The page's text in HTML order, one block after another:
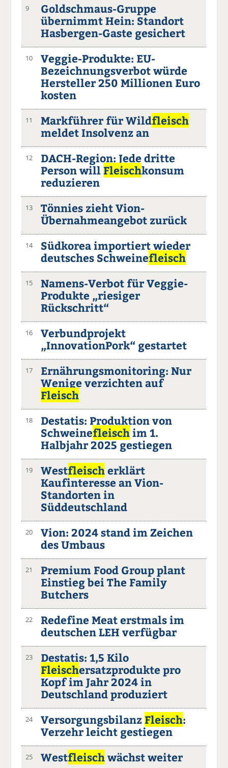
9
Goldschmaus-Gruppe
übernimmt Hein: Standort
Hasbergen-Gaste gesichert
10
Veggie-Produkte: EU-
Bezeichnungsverbot würde
Hersteller 250 Millionen Euro
kosten
11 Markführer für Wildfleisch
meldet Insolvenz an
12
DACH-Region: Jede dritte
Person will Fleischkonsum
reduzieren
13
Tönnies zieht Vion-
Übernahmeangebot zurück
14
Südkorea importiert wieder
deutsches Schweinefleisch
15
Namens-Verbot für Veggie-
Produkte „riesiger
Rückschritt“
16
Verbundprojekt
„InnovationPork“ gestartet
17
Ernährungsmonitoring: Nur
Wenige verzichten auf
Fleisch
18
Destatis: Produktion von
Schweinefleischim 1.
Halbjahr 2025 gestiegen
19 Westfleischerklärt
Kaufinteresse an Vion-
Standorten in
Süddeutschland
20
Vion: 2024 stand im Zeichen
des Umbaus
21
Premium Food Group plant
Einstieg bei The Family
Butchers
22
Redefine Meat erstmals im
deutschen LEH verfügbar
23
Destatis: 1,5 Kilo
Fleischersatzprodukte pro
Kopf im Jahr 2024 in
Deutschland produziert
24 Versorgungsbilanz Fleisch:
Verzehr leicht gestiegen
25 Westfleischwächst weiter